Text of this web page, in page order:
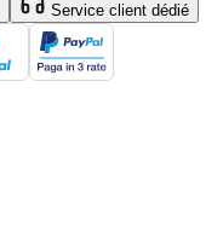
Service client dédié